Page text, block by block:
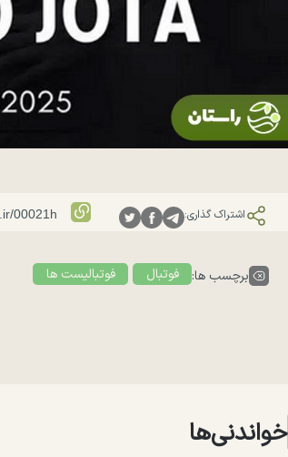
اشتراک گذاری:
برچسب ها: فوتبال فوتبالیست ها
خواندنی‌ها